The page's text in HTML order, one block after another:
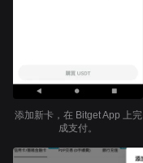
添加新卡，在 Bitget App 上完
成支付。